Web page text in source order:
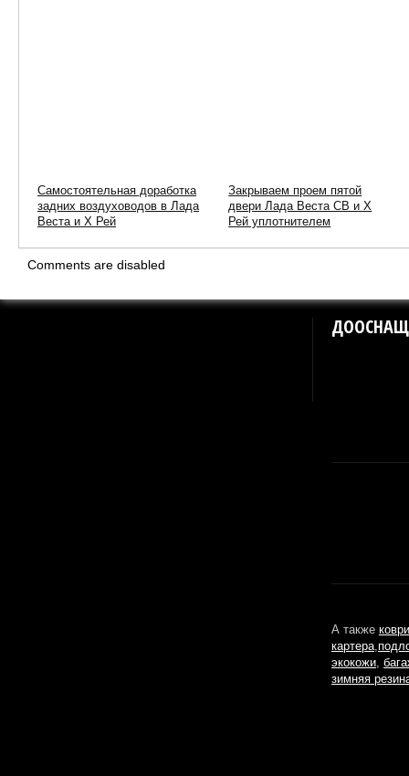
Самостоятельная доработка
задних воздуховодов в Лада
Веста и Х Рей
Закрываем проем пятой
двери Лада Веста СВ и Х
Рей уплотнителем
Comments are disabled
А также
картера,
экокожи,
зимняя